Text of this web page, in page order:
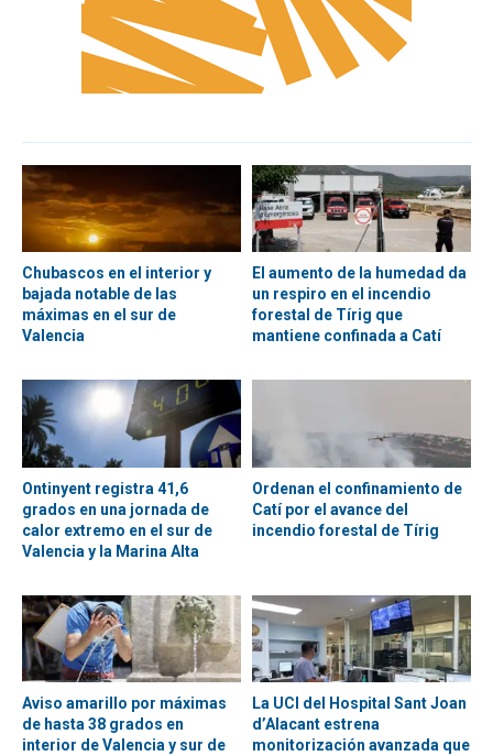
Chubascos en el interior y
bajada notable de las
máximas en el sur de
Valencia
El aumento de la humedad da
un respiro en el incendio
forestal de Tírig que
mantiene confinada a Catí
Ontinyent registra 41,6
grados en una jornada de
calor extremo en el sur de
Valencia y la Marina Alta
Ordenan el confinamiento de
Catí por el avance del
incendio forestal de Tírig
Aviso amarillo por máximas
de hasta 38 grados en
interior de Valencia y sur de
La UCI del Hospital Sant Joan
d’Alacant estrena
monitorización avanzada que